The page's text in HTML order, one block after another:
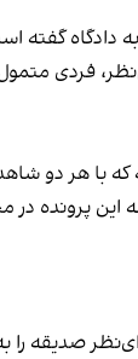
گفته
متمول،
که با هر
پرونده